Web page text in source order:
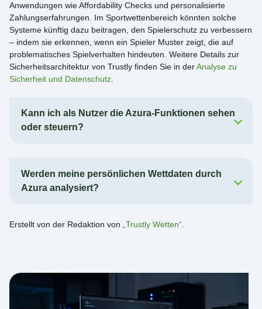
Anwendungen wie Affordability Checks und personalisierte
Zahlungserfahrungen. Im Sportwettenbereich könnten solche
Systeme künftig dazu beitragen, den Spielerschutz zu verbessern
– indem sie erkennen, wenn ein Spieler Muster zeigt, die auf
problematisches Spielverhalten hindeuten. Weitere Details zur
Sicherheitsarchitektur von Trustly finden Sie in derAnalyse zu
Sicherheit und Datenschutz
Kann ich als Nutzer die Azura-Funktionen sehen
oder steuern?
Werden meine persönlichen Wettdaten durch
Azura analysiert?
Erstellt von der Redaktion von „Trustly Wetten“